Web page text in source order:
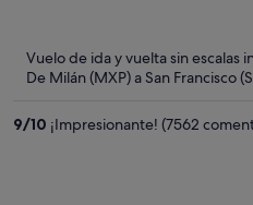
Vuelo de ida y vuelta sin escalas
De Milán (MXP) a San Francisco
9/10 ¡Impresionante! (7562